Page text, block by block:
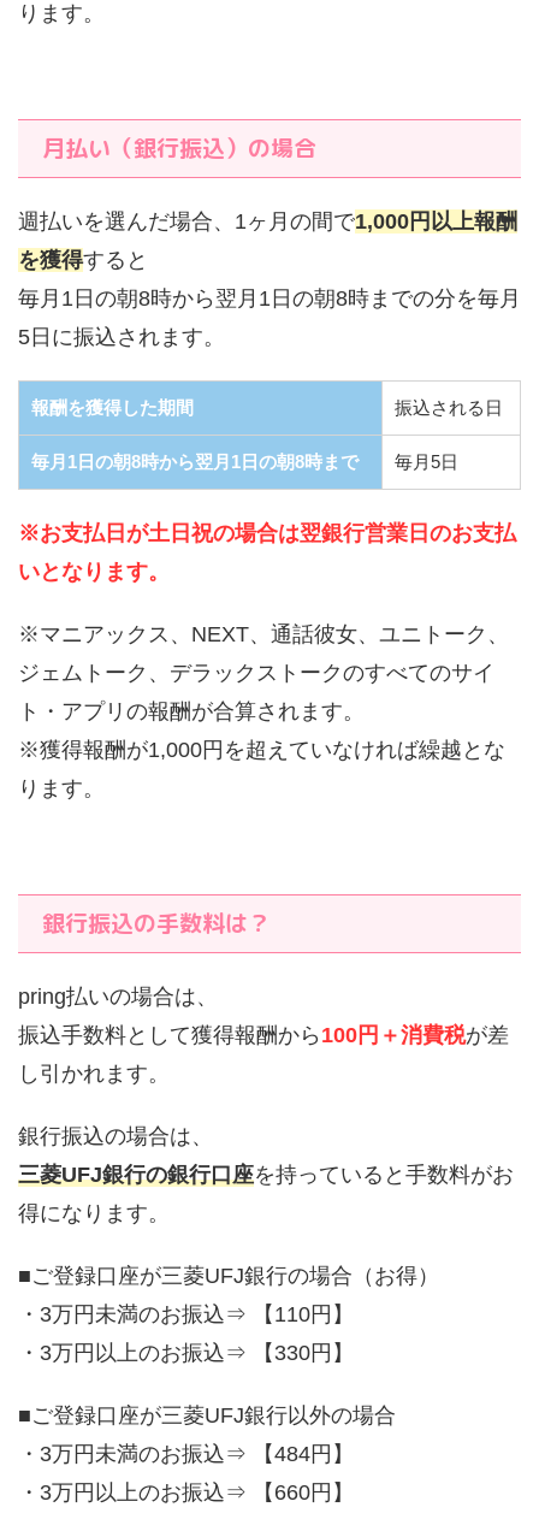
ります。
月払い（銀行振込）の場合
週払いを選んだ場合、1ヶ月の間で1,000円以上報酬
を獲得すると
毎月1日の朝8時から翌月1日の朝8時までの分を毎月
5日に振込されます。
報酬を獲得した期間 振込される日
毎月1日の朝8時から翌月1日の朝8時まで 毎月5日
※お支払日が土日祝の場合は翌銀行営業日のお支払
いとなります。
※マニアックス、NEXT、通話彼女、ユニトーク、
ジェムトーク、デラックストークのすべてのサイ
ト・アプリの報酬が合算されます。
※獲得報酬が1,000円を超えていなければ繰越とな
ります。
銀行振込の手数料は？
pring払いの場合は、
振込手数料として獲得報酬から 100円＋消費税が差
し引かれます。
銀行振込の場合は、
三菱UFJ銀行の銀行口座を持っていると手数料がお
得になります。
■ご登録口座が三菱UFJ銀行の場合（お得）
・3万円未満のお振込⇒ 【110円】
・3万円以上のお振込⇒ 【330円】
■ご登録口座が三菱UFJ銀行以外の場合
・3万円未満のお振込⇒ 【484円】
・3万円以上のお振込⇒ 【660円】